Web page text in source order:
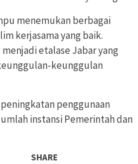
menemukan berbagai
kerjasama yang baik.
etalase Jabar yang
keunggulan
penggunaan
instansi Pemerintah dan
SHARE